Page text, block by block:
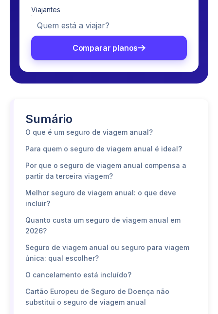
Viajantes
Quem está a viajar?
Comparar planos
Sumário
O que é um seguro de viagem anual?
Para quem o seguro de viagem anual é ideal?
Por que o seguro de viagem anual compensa a
partir da terceira viagem?
Melhor seguro de viagem anual: o que deve
incluir?
Quanto custa um seguro de viagem anual em
2026?
Seguro de viagem anual ou seguro para viagem
única: qual escolher?
O cancelamento está incluído?
Cartão Europeu de Seguro de Doença não
substitui o seguro de viagem anual